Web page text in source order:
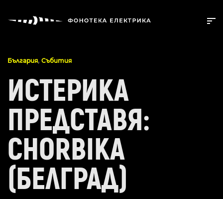
България, Събития
ИСТЕРИКА
ПРЕДСТАВЯ:
CHORBIKA
(БЕЛГРАД)